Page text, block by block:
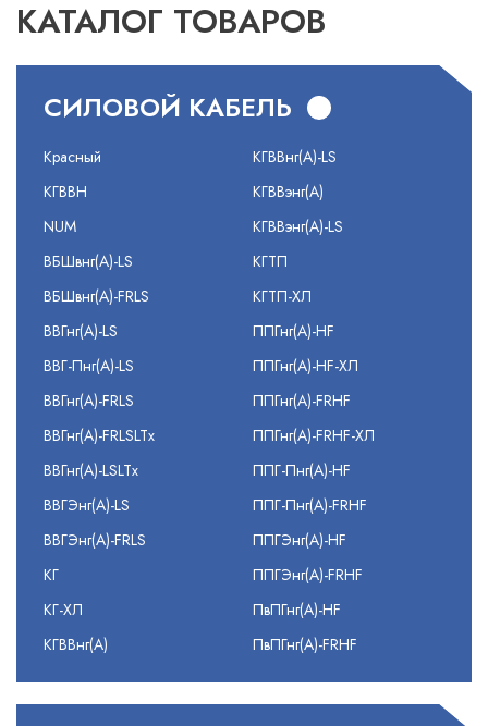
КАТАЛОГ ТОВАРОВ
СИЛОВОЙ КАБЕЛЬ
Красный
КГВВН
NUM
ВБШвнг(А)-LS
ВБШвнг(А)-FRLS
ВВГнг(А)-LS
ВВГ-Пнг(А)-LS
ВВГнг(А)-FRLS
ВВГнг(А)-FRLSLTx
ВВГнг(А)-LSLTx
ВВГЭнг(А)-LS
ВВГЭнг(А)-FRLS
КГ
КГ-ХЛ
КГВВнг(А)
КГВВнг(А)-LS
КГВВэнг(А)
КГВВэнг(А)-LS
КГТП
КГТП-ХЛ
ППГнг(А)-HF
ППГнг(А)-HF-ХЛ
ППГнг(А)-FRHF
ППГнг(А)-FRHF-ХЛ
ППГ-Пнг(А)-HF
ППГ-Пнг(А)-FRHF
ППГЭнг(А)-HF
ППГЭнг(А)-FRHF
ПвПГнг(А)-HF
ПвПГнг(А)-FRHF